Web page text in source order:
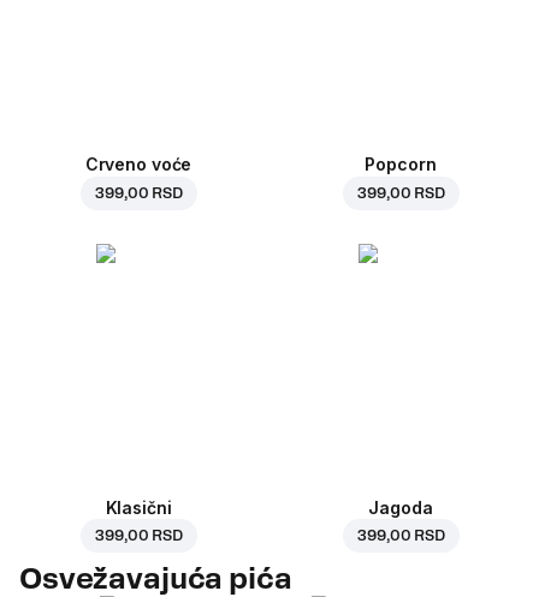
Crveno voće
399,00 RSD
Popcorn
399,00 RSD
Klasični
399,00 RSD
Jagoda
399,00 RSD
Osvežavajuća pića